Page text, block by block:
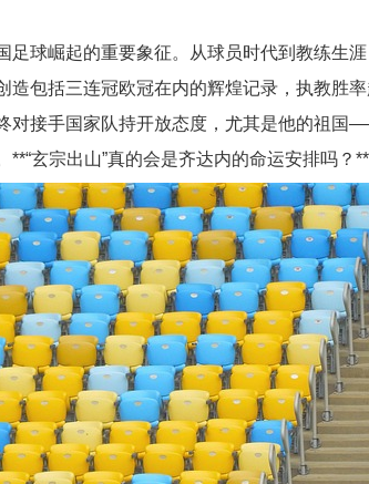
足球崛起的重要象征。从球员时代到教练生
造包括三连冠欧冠在内的辉煌记录，执教胜
对接手国家队持开放态度，尤其是他的祖国
玄宗出山”真的会是齐达内的命运安排吗？**